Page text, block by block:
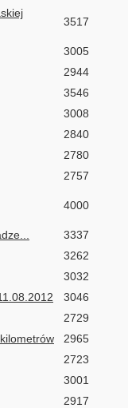
3517
3005
2944
3546
3008
2840
2780
2757
4000
3337
3262
3032
3046
2729
2965
2723
3001
2917